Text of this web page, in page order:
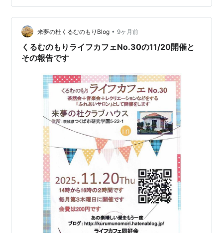
で会話と食事を楽しみましょう！ オカミーナさんは音楽
大学声楽科を卒業されています。 本日も来られてハモリ
の指導をしていただけ…
来夢の杜くるむのもりBlog • 9ヶ月前
くるむのもりライフカフェNo.30の11/20開催と
その報告です